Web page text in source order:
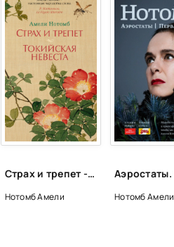
Страх и трепет - Амели Нотомб
Нотомб Амели Нотомб Амели